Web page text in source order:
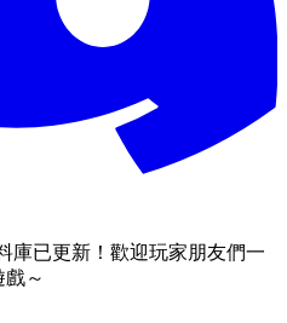
庫已更新！歡迎玩家朋友們一
～